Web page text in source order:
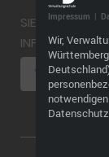
SIE MÖCHTEN
VERTRAG
Impressum |
Wir,